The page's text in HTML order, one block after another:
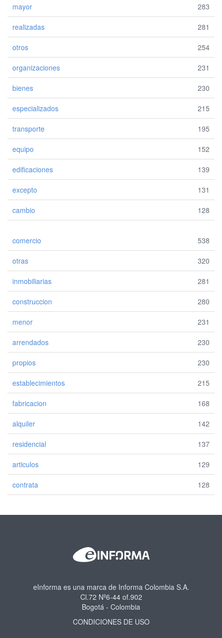
mayor 283
realizadas 281
otros 254
organizaciones 231
bienes 230
especializados 215
transporte 195
equipo 152
edificaciones 139
excepto 131
cambio 128
comercio 538
otras 320
inmobiliarias 281
construccion 280
menor 231
arrendados 230
propios 230
establecimientos 215
fabricacion 168
alquiler 142
residencial 137
articulos 129
contrata 128
eInforma es una marca de Informa Colombia S.A.
Cl.72 Nº6-44 of.902
Bogotá - Colombia
CONDICIONES DE USO